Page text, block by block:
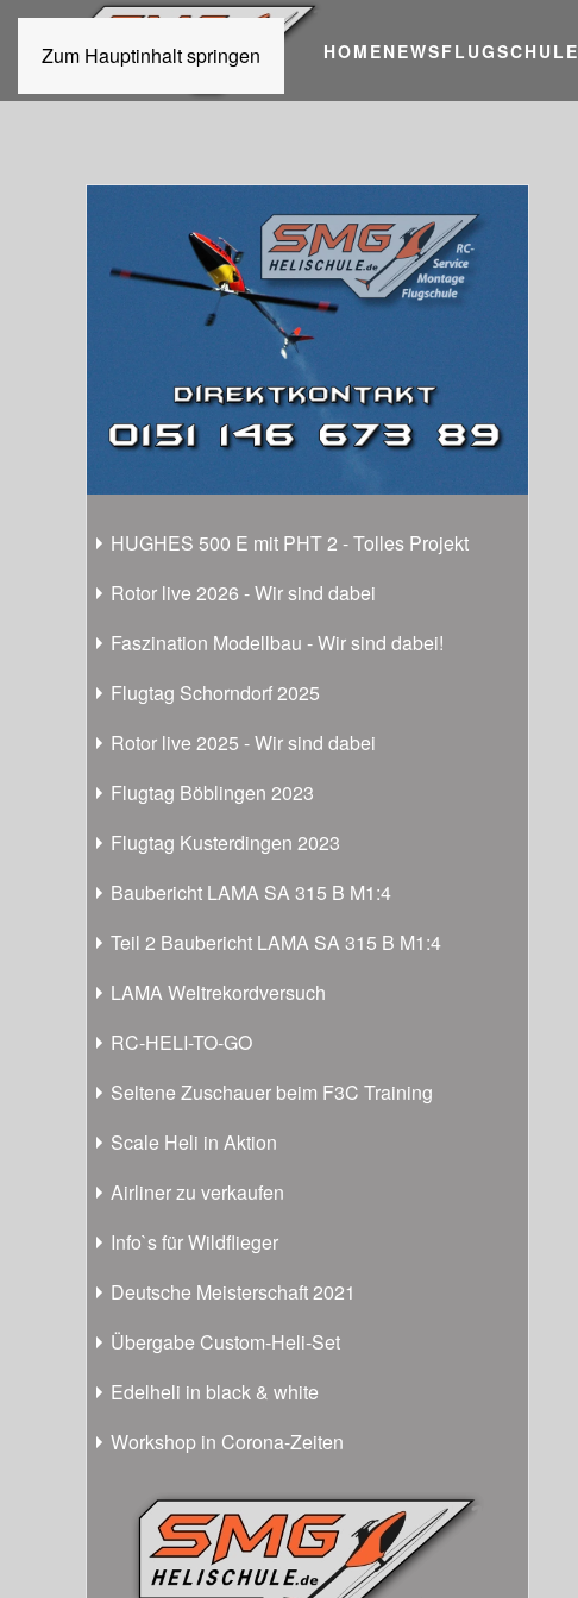
Zum Hauptinhalt springen HOMENEWSFLUGSCHULE
HUGHES 500 E mit PHT 2 - Tolles Projekt
Rotor live 2026 - Wir sind dabei
Faszination Modellbau - Wir sind dabei!
Flugtag Schorndorf 2025
Rotor live 2025 - Wir sind dabei
Flugtag Böblingen 2023
Flugtag Kusterdingen 2023
Baubericht LAMA SA 315 B M1:4
Teil 2 Baubericht LAMA SA 315 B M1:4
LAMA Weltrekordversuch
RC-HELI-TO-GO
Seltene Zuschauer beim F3C Training
Scale Heli in Aktion
Airliner zu verkaufen
Info`s für Wildflieger
Deutsche Meisterschaft 2021
Übergabe Custom-Heli-Set
Edelheli in black & white
Workshop in Corona-Zeiten